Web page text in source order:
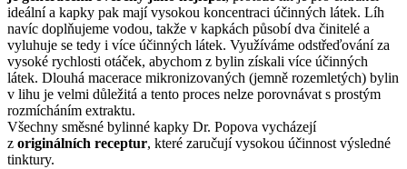
ideální a kapky pak mají vysokou koncentraci účinných látek. Líh
navíc doplňujeme vodou, takže v kapkách působí dva činitelé a
vyluhuje se tedy i více účinných látek. Využíváme odstřeďování za
vysoké rychlosti otáček, abychom z bylin získali více účinných
látek. Dlouhá macerace mikronizovaných (jemně rozemletých) bylin
v lihu je velmi důležitá a tento proces nelze porovnávat s prostým
rozmícháním extraktu.
Všechny směsné bylinné kapky Dr. Popova vycházejí
z originálních receptur, které zaručují vysokou účinnost výsledné
tinktury.